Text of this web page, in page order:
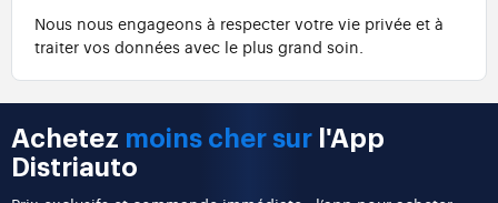
Nous nous engageons à respecter votre vie privée et à
traiter vos données avec le plus grand soin.
Achetez moins cher sur l'App
Distriauto